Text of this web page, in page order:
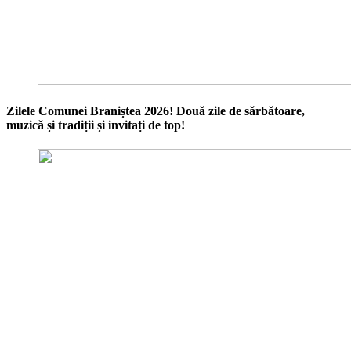
Zilele Comunei Braniștea 2026! Două zile de sărbătoare,
muzică și tradiții și invitați de top!